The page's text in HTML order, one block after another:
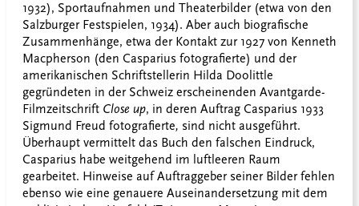
1932), Sportaufnahmen und Theaterbilder (etwa von den
Salzburger Festspielen, 1934). Aber auch biografische
Zusammenhänge, etwa der Kontakt zur 1927 von Kenneth
Macpherson (den Casparius fotografierte) und der
amerikanischen Schriftstellerin Hilda Doolittle
gegründeten in der Schweiz erscheinenden Avantgarde-
Filmzeitschrift Close up, in deren Auftrag Casparius 1933
Sigmund Freud fotografierte, sind nicht ausgeführt.
Überhaupt vermittelt das Buch den falschen Eindruck,
Casparius habe weitgehend im luftleeren Raum
gearbeitet. Hinweise auf Auftraggeber seiner Bilder fehlen
ebenso wie eine genauere Auseinandersetzung mit dem